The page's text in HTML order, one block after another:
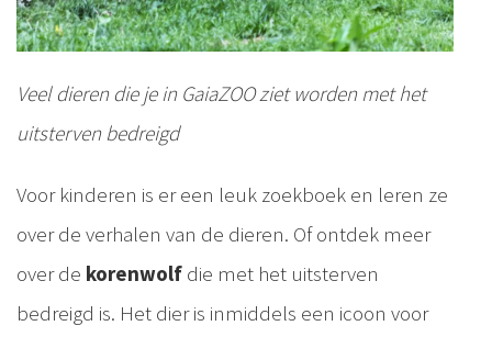
Veel dieren die je in GaiaZOO ziet worden met het
uitsterven bedreigd
Voor kinderen is er een leuk zoekboek en leren ze
over de verhalen van de dieren. Of ontdek meer
over de korenwolf die met het uitsterven
bedreigd is. Het dier is inmiddels een icoon voor